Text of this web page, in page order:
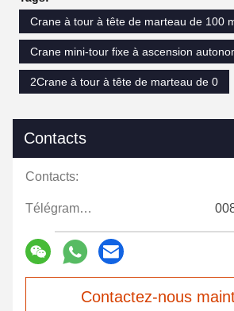
Crane à tour à tête de marteau de 100
Crane mini-tour fixe à ascension
2Crane à tour à tête de marteau de 0
Contacts
Contacts:
Télégramme:
Contactez-nous